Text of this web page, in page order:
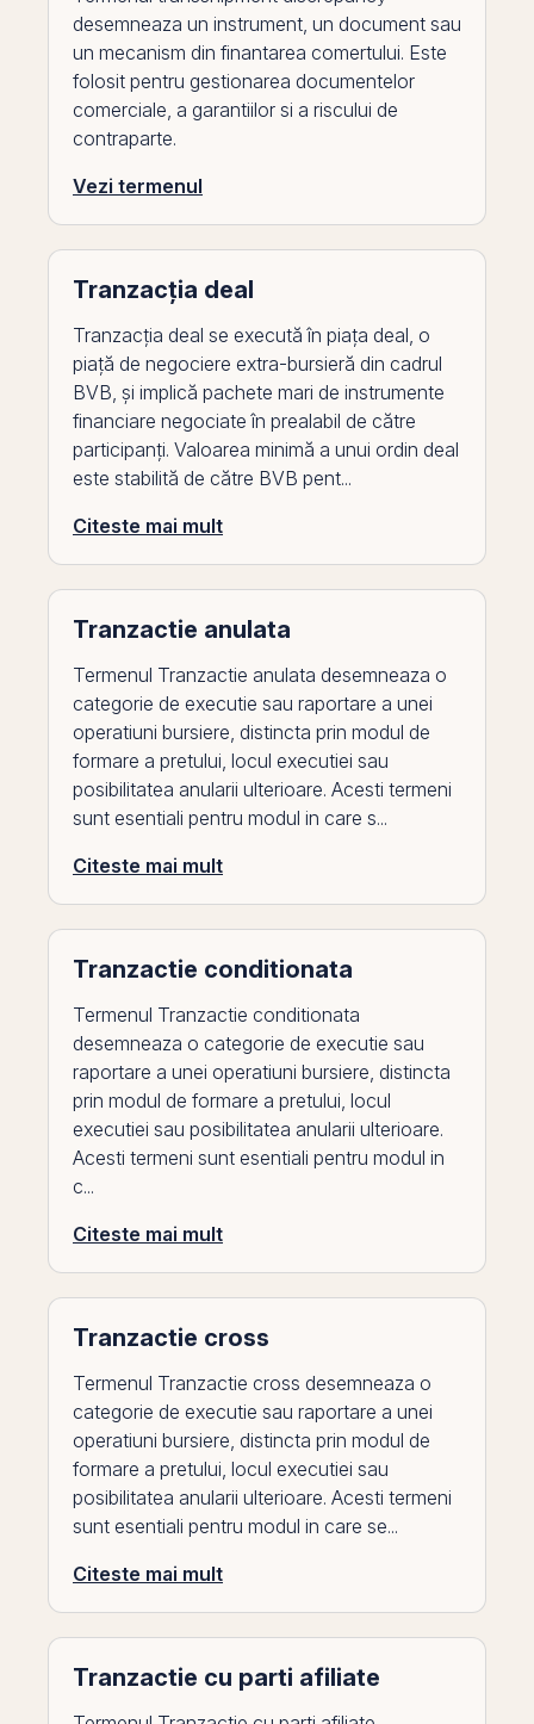
desemneaza un instrument, un document sau
un mecanism din finantarea comertului. Este
folosit pentru gestionarea documentelor
comerciale, a garantiilor si a riscului de
contraparte.
Vezi termenul
Tranzacția deal
Tranzacția deal se execută în piața deal, o
piață de negociere extra-bursieră din cadrul
BVB, și implică pachete mari de instrumente
financiare negociate în prealabil de către
participanți. Valoarea minimă a unui ordin deal
este stabilită de către BVB pent...
Citeste mai mult
Tranzactie anulata
Termenul Tranzactie anulata desemneaza o
categorie de executie sau raportare a unei
operatiuni bursiere, distincta prin modul de
formare a pretului, locul executiei sau
posibilitatea anularii ulterioare. Acesti termeni
sunt esentiali pentru modul in care s...
Citeste mai mult
Tranzactie conditionata
Termenul Tranzactie conditionata
desemneaza o categorie de executie sau
raportare a unei operatiuni bursiere, distincta
prin modul de formare a pretului, locul
executiei sau posibilitatea anularii ulterioare.
Acesti termeni sunt esentiali pentru modul in
c...
Citeste mai mult
Tranzactie cross
Termenul Tranzactie cross desemneaza o
categorie de executie sau raportare a unei
operatiuni bursiere, distincta prin modul de
formare a pretului, locul executiei sau
posibilitatea anularii ulterioare. Acesti termeni
sunt esentiali pentru modul in care se...
Citeste mai mult
Tranzactie cu parti afiliate